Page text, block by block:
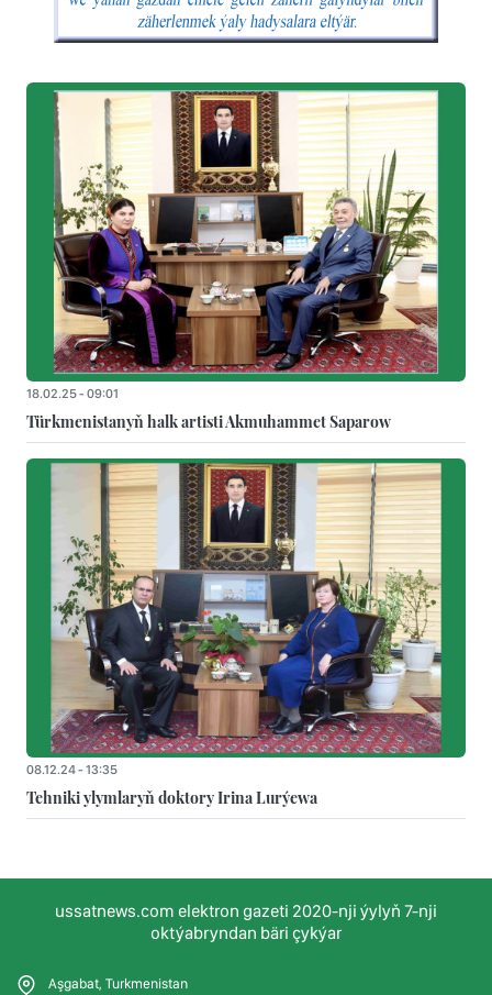
18.02.25 - 09:01
Türkmenistanyň halk artisti Akmuhammet Saparow
08.12.24 - 13:35
Tehniki ylymlaryň doktory Irina Lurýewa
ussatnews.com elektron gazeti 2020-nji ýylyň 7-nji
oktýabryndan bäri çykýar
Aşgabat, Turkmenistan